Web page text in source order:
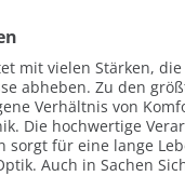
mit vielen Stärken,
abheben. Zu den
Verhältnis von
Die hochwertige
sorgt für eine lange
Auch in Sachen